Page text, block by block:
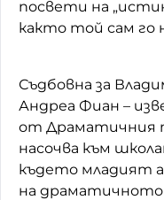
посвети на
както той сам го
Съдбовна за
Андреа Фиан –
от Драматичния
насочва към
където младият
на драматичното